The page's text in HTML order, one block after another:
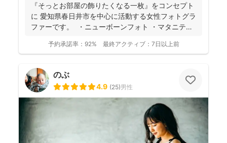
『そっとお部屋の飾りたくなる一枚』をコンセプト
に 愛知県春日井市を中心に活動する女性フォトグラ
ファーです。 ・ニューボーンフォト ・マタニティ
予約承諾率： 92% 最終アクティブ： 7日以上前
のぶ
4.9 (25)男性